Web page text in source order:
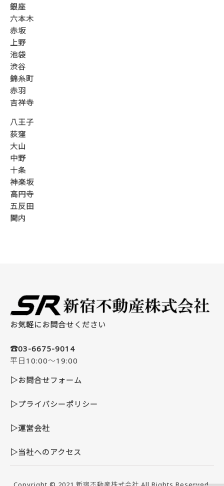
銀座
六本木
赤坂
上野
池袋
渋谷
錦糸町
赤羽
吉祥寺
八王子
荻窪
大山
中野
十条
神楽坂
高円寺
五反田
関内
お気軽にお問合せください
☎03-6675-9014
平日10:00～19:00
▷お問合せフォーム
▷プライバシーポリシー
▷運営会社
▷当社へのアクセス